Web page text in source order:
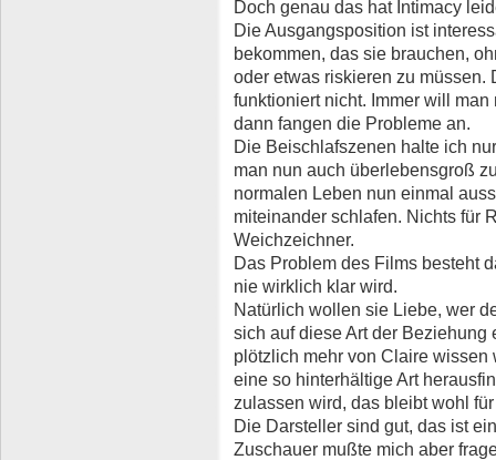
Doch genau das hat Intimacy
Die Ausgangsposition ist
bekommen, das sie brauchen,
oder etwas riskieren zu
funktioniert nicht. Immer will
dann fangen die Probleme an.
Die Beischlafszenen halte ich
man nun auch überlebensgroß
normalen Leben nun einmal
miteinander schlafen. Nichts für
Weichzeichner.
Das Problem des Films besteht
nie wirklich klar wird.
Natürlich wollen sie Liebe, wer
sich auf diese Art der Beziehung
plötzlich mehr von Claire
eine so hinterhältige Art
zulassen wird, das bleibt wohl
Die Darsteller sind gut, das ist
Zuschauer mußte mich aber